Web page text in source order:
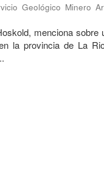
Geológico Minero
menciona
la provincia de La